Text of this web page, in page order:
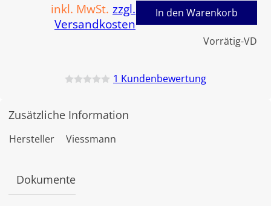
inkl. MwSt. zzgl.
Versandkosten
Vorrätig-VD
In den Warenkorb
e
e
t
v
1 Kundenbewertung
Zusätzliche Information
Hersteller Viessmann
Dokumente